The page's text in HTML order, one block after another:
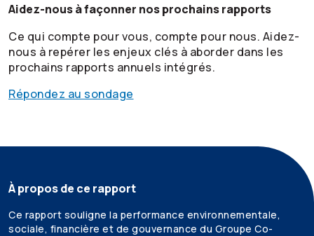
Aidez-nous à façonner nos prochains rapports
Ce qui compte pour vous, compte pour nous. Aidez-
nous à repérer les enjeux clés à aborder dans les
prochains rapports annuels intégrés.
Répondez au sondage
À propos de ce rapport
Ce rapport souligne la performance environnementale,
sociale, financière et de gouvernance du Groupe Co-